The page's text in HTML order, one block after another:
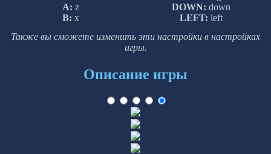
A: z
B: x
DOWN: down
LEFT: left
Также вы сможете изменить эти настройки в настройках
игры.
Описание игры